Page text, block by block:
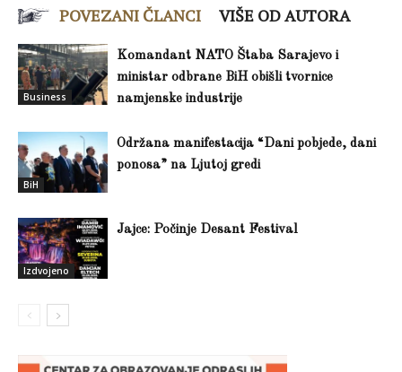
POVEZANI ČLANCI VIŠE OD AUTORA
Business
Komandant NATO Štaba Sarajevo i
ministar odbrane BiH obišli tvornice
namjenske industrije
BiH
Održana manifestacija “Dani pobjede, dani
ponosa” na Ljutoj gredi
Izdvojeno
Jajce: Počinje Desant Festival